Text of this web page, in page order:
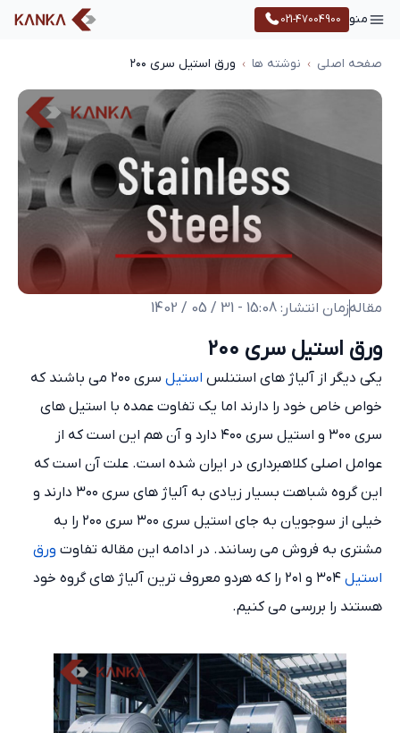
منو 021-47004900
صفحه اصلی نوشته ها ورق استیل سری ۲۰۰
مقالهزمان انتشار: 15:08 - 31 / 05 / 1402
ورق استیل سری ۲۰۰
یکی دیگر از آلیاژ های استنلس استیل
سری ۲۰۰ می باشند که
خواص خاص خود را دارند اما یک تفاوت عمده با استیل های
سری ۳۰۰ و استیل سری ۴۰۰ دارد و آن هم این است که از
عوامل اصلی کلاهبرداری در ایران شده است. علت آن است که
این گروه شباهت بسیار زیادی به آلیاژ های سری ۳۰۰ دارند و
خیلی از سوجویان به جای استیل سری ۳۰۰ سری ۲۰۰ را به
مشتری به فروش می رسانند. در ادامه این مقاله تفاوت ورق
استیل
۳۰۴ و ۲۰۱ را که هردو معروف ترین آلیاژ های گروه خود
هستند را بررسی می کنیم.